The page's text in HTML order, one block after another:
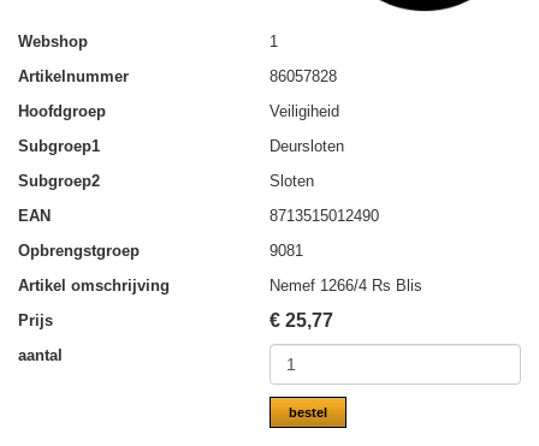
Webshop
1
Artikelnummer
86057828
Hoofdgroep
Veiligiheid
Subgroep1
Deursloten
Subgroep2
Sloten
EAN
8713515012490
Opbrengstgroep
9081
Artikel omschrijving
Nemef 1266/4 Rs Blis
Prijs
€ 25,77
aantal
bestel